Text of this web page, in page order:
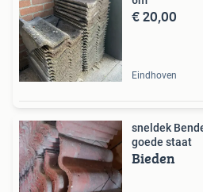
€ 20,00
Eindhoven
sneldek
goede staat
Bieden